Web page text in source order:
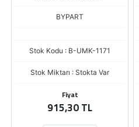
BYPART
Stok Kodu : B-UMK-1171
Stok Miktarı : Stokta Var
Fiyat
915,30 TL